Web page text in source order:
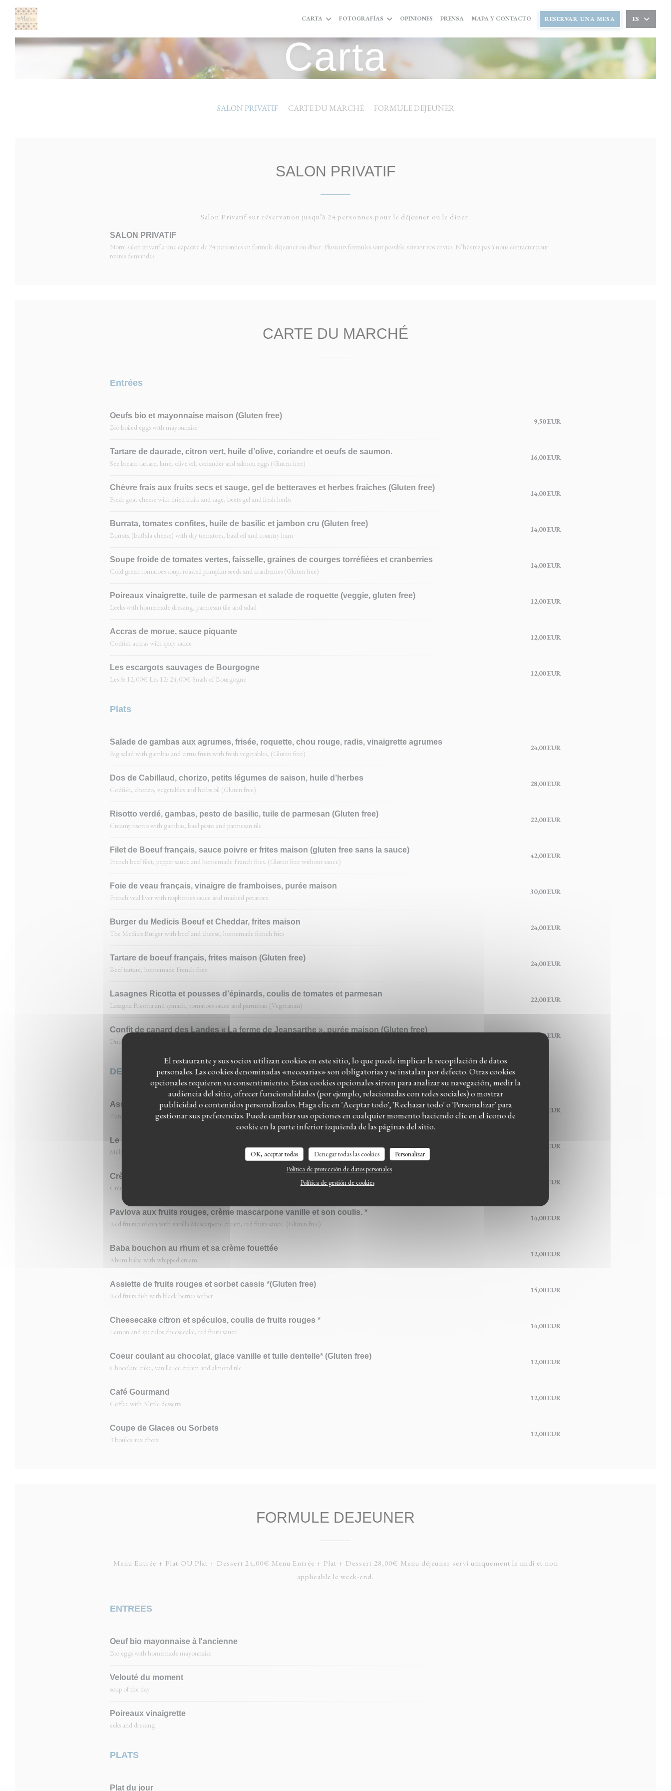
Personalización de sus opciones de cookies
El restaurante y sus socios utilizan cookies en este sitio, lo que puede implicar la recopilación de datos
personales. Las cookies denominadas «necesarias» son obligatorias y se instalan por defecto. Otras cookies
opcionales requieren su consentimiento. Estas cookies opcionales sirven para analizar su navegación, medir la
audiencia del sitio, ofrecer funcionalidades (por ejemplo, relacionadas con redes sociales) o mostrar
publicidad o contenidos personalizados. Haga clic en 'Aceptar todo', 'Rechazar todo' o 'Personalizar' para
gestionar sus preferencias. Puede cambiar sus opciones en cualquier momento haciendo clic en el icono de
cookie en la parte inferior izquierda de las páginas del sitio.
OK, aceptar todas Denegar todas las cookies
Personalizar
Política de protección de datos personales
Política de gestión de cookies
CARTA FOTOGRAFÍAS OPINIONES PRENSA MAPA Y CONTACTO RESERVAR UNA MESA ES
Carta
SALON PRIVATIF CARTE DU MARCHÉ FORMULE DEJEUNER
SALON PRIVATIF
Salon Privatif sur réservation jusqu’à 24 personnes pour le déjeuner ou le dîner.
SALON PRIVATIF
Notre salon privatif a une capacité de 24 personnes en formule déjeuner ou dîner. Plusieurs formules sont possible suivant vos envies. N’hésitez pas à nous contacter pour
toutes demandes.
CARTE DU MARCHÉ
Entrées
Oeufs bio et mayonnaise maison (Gluten free)
Bio boiled eggs with mayonnaise
9,50 EUR
Tartare de daurade, citron vert, huile d’olive, coriandre et oeufs de saumon.
See bream tartare, lime, olive oil, coriander and salmon eggs (Gluten free)
16,00 EUR
Chèvre frais aux fruits secs et sauge, gel de betteraves et herbes fraiches (Gluten free)
Fresh goat cheese with dried fruits and sage, beets gel and fresh herbs
14,00 EUR
Burrata, tomates confites, huile de basilic et jambon cru (Gluten free)
Burrata (buffala cheese) with dry tomatoes, basil oil and country ham
14,00 EUR
Soupe froide de tomates vertes, faisselle, graines de courges torréfiées et cranberries
Cold green tomatoes soup, roasted pumpkin seeds and cranberries (Gluten free)
14,00 EUR
Poireaux vinaigrette, tuile de parmesan et salade de roquette (veggie, gluten free)
Leeks with homemade dressing, parmesan tile and salad
12,00 EUR
Accras de morue, sauce piquante
Codfish accras with spicy sauce
12,00 EUR
Les escargots sauvages de Bourgogne
Les 6: 12,00€ Les 12: 24,00€ Snails of Bourgogne
12,00 EUR
Plats
Salade de gambas aux agrumes, frisée, roquette, chou rouge, radis, vinaigrette agrumes
Big salad with gambas and citrus fruits with fresh vegetables, (Gluten free)
24,00 EUR
Dos de Cabillaud, chorizo, petits légumes de saison, huile d’herbes
Codfish, chorizo, vegetables and herbs oil (Gluten free)
28,00 EUR
Risotto verdé, gambas, pesto de basilic, tuile de parmesan (Gluten free)
Creamy risotto with gambas, basil pesto and parmesan tile
22,00 EUR
Filet de Boeuf français, sauce poivre er frites maison (gluten free sans la sauce)
French beef filet, pepper sauce and homemade Franch fries. (Gluten free without sauce)
42,00 EUR
Foie de veau français, vinaigre de framboises, purée maison
French veal liver with raspberries sauce and mashed potatoes
30,00 EUR
Burger du Medicis Boeuf et Cheddar, frites maison
The Medicis Burger with beef and cheese, homemade french fries
24,00 EUR
Tartare de boeuf français, frites maison (Gluten free)
Beef tartare, homemade French fries
24,00 EUR
Lasagnes Ricotta et pousses d’épinards, coulis de tomates et parmesan
Lasagna Ricotta and spinach, tomatoes sauce and parmesan (Vegetarian)
22,00 EUR
Confit de canard des Landes « La ferme de Jeansarthe », purée maison (Gluten free)
Duck confit with homemade mashed potatoes
22,00 EUR
DESSERTS
Assiette de 3 fromages du moment
Plate of 3 cheeses
18,00 EUR
Le Millefeuille du Médicis, aux framboises *
Millefeuille with raspberry and vanilla Mascarpone cream
15,00 EUR
Crème brûlée à la vanille de Madagascar
Crème brûlée with vanilla
14,00 EUR
Pavlova aux fruits rouges, crème mascarpone vanille et son coulis. *
Red fruits pavlova with vanilla Mascarpone cream, red fruits sauce. (Gluten free)
14,00 EUR
Baba bouchon au rhum et sa crème fouettée
Rhum baba with whipped cream
12,00 EUR
Assiette de fruits rouges et sorbet cassis *(Gluten free)
Red fruits dish with black berries sorbet
15,00 EUR
Cheesecake citron et spéculos, coulis de fruits rouges *
Lemon and speculos cheesecake, red fruits sauce
14,00 EUR
Coeur coulant au chocolat, glace vanille et tuile dentelle* (Gluten free)
Chocolate cake, vanilla ice cream and almond tile
12,00 EUR
Café Gourmand
Coffee with 3 little desserts
12,00 EUR
Coupe de Glaces ou Sorbets
3 boules aux choix
12,00 EUR
FORMULE DEJEUNER
Menu Entrée + Plat OU Plat + Dessert 24,00€ Menu Entrée + Plat + Dessert 28,00€ Menu déjeuner servi uniquement le midi et non
applicable le week-end.
ENTREES
Oeuf bio mayonnaise à l'ancienne
Bio eggs with homemade mayonnaise
Velouté du moment
soup of the day
Poireaux vinaigrette
eeks and dressing
PLATS
Plat du jour